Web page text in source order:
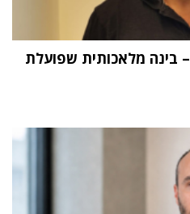
"העתיד הוא Physical AI – בינה מלאכותית שפועלת